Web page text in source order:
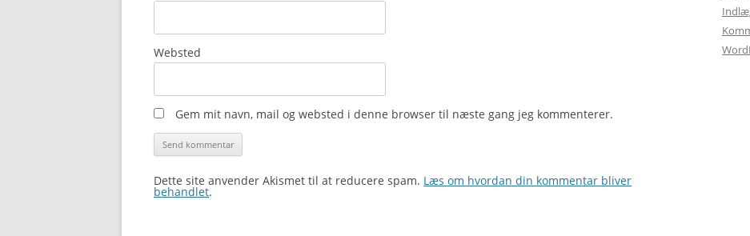
Websted
Gem mit navn, mail og websted i denne browser til næste gang jeg kommenterer.
Dette site anvender Akismet til at reducere spam. Læs om hvordan din kommentar bliver
behandlet.